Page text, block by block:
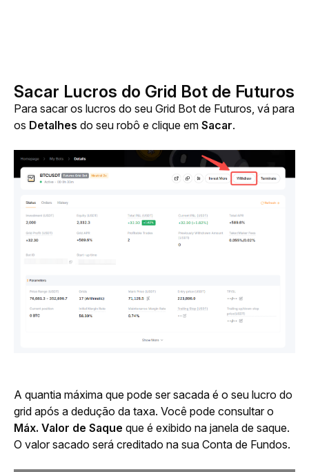
Sacar Lucros do Grid Bot de Futuros
Para sacar os lucros do seu Grid Bot de Futuros, vá para
os Detalhes do seu robô e clique em Sacar.
A quantia máxima que pode ser sacada é o seu lucro do
Máx. Valor de Saque que é exibido na janela de saque.
O valor sacado será creditado na sua Conta de Fundos.